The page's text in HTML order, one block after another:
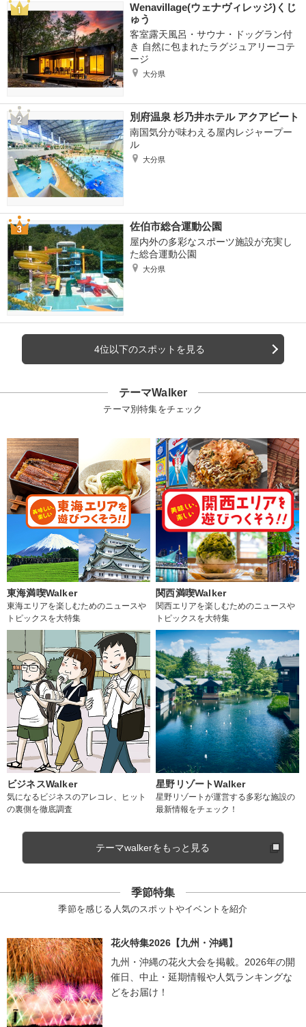
Wenavillage(ウェナヴィレッジ)くじ
ゅう
客室露天風呂・サウナ・ドッグラン付
き 自然に包まれたラグジュアリーコテ
ージ
大分県
別府温泉 杉乃井ホテル アクアビート
南国気分が味わえる屋内レジャープー
ル
大分県
佐伯市総合運動公園
屋内外の多彩なスポーツ施設が充実し
た総合運動公園
大分県
4位以下のスポットを見る
テーマWalker
テーマ別特集をチェック
東海満喫Walker
東海エリアを楽しむためのニュースや
トピックスを大特集
関西満喫Walker
関西エリアを楽しむためのニュースや
トピックスを大特集
ビジネスWalker
気になるビジネスのアレコレ、ヒット
の裏側を徹底調査
星野リゾートWalker
星野リゾートが運営する多彩な施設の
最新情報をチェック！
テーマwalkerをもっと見る
季節特集
季節を感じる人気のスポットやイベントを紹介
花火特集2026【九州・沖縄】
九州・沖縄の花火大会を掲載。2026年の開
催日、中止・延期情報や人気ランキングな
どをお届け！